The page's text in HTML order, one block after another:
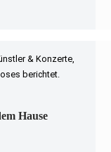
& Konzerte,
berichtet.
Hause